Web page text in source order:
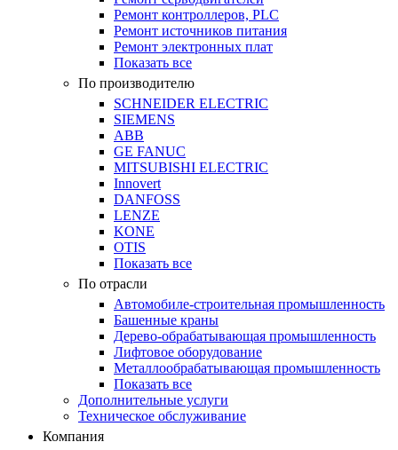
Ремонт контроллеров, PLC
Ремонт источников питания
Ремонт электронных плат
Показать все
По производителю
SCHNEIDER ELECTRIC
SIEMENS
ABB
GE FANUC
MITSUBISHI ELECTRIC
Innovert
DANFOSS
LENZE
KONE
OTIS
Показать все
По отрасли
Автомобиле-строительная промышленность
Башенные краны
Дерево-обрабатывающая промышленность
Лифтовое оборудование
Металлообрабатывающая промышленность
Показать все
Дополнительные услуги
Техническое обслуживание
Компания